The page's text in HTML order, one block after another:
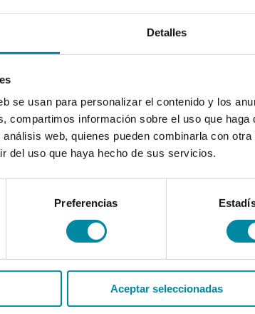
Detalles
se usan para personalizar el contenido y los
compartimos información sobre el uso que
web, quienes pueden combinarla con
del uso que haya hecho de sus servicios.
Preferencias
Aceptar seleccionadas